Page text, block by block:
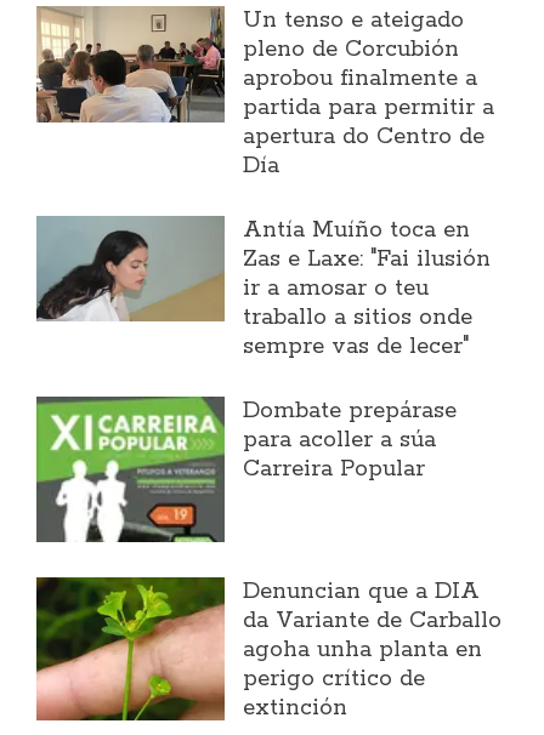
Un tenso e ateigado
pleno de Corcubión
aprobou finalmente a
partida para permitir a
apertura do Centro de
Día
Antía Muíño toca en
Zas e Laxe: "Fai ilusión
ir a amosar o teu
traballo a sitios onde
sempre vas de lecer"
Dombate prepárase
para acoller a súa
Carreira Popular
Denuncian que a DIA
da Variante de Carballo
agoha unha planta en
perigo crítico de
extinción